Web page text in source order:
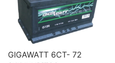
GIGAWATT 6CT- 72